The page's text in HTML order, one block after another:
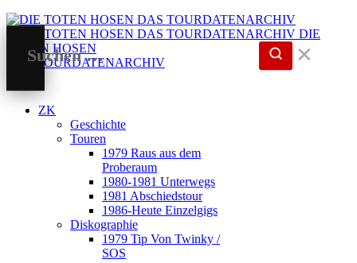
DIE
TOTEN HOSEN
DAS TOURDATENARCHIV
✕
ZK
Geschichte
Touren
1979 Raus aus dem
Proberaum
1980-1981 Unterwegs
1981 Abschiedstour
1986-Heute Einzelgigs
Diskographie
1979 Tip Von Twinky /
SOS